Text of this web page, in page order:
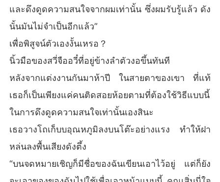
และดึงดูดความสนใจจากผมเท่านั้น ซึ่งผมรับรู้แล้ว ดัง
นั้นมันไม่จำเป็นอีกแล้ว”
เพื่อพิสูจน์ตัวเองงั้นเหรอ？
นิ้วมือของสวี่จืออวี๋ที่อยู่ข้างลำตัวงอขึ้นทันที
หลังจากแต่งงานกันมาห้าปี ในสายตาของเขา ที่แท้
เธอก็เป็นเพียงแค่คนติดสอยห้อยตามที่ต้องใช้วิธีแบบนี้
ในการดึงดูดความสนใจเท่านั้นเองสินะ
เธอวางโถเก็บบอุณหภูมิลงบนโต๊ะอย่างแรง ทำให้ฝา
หล่นลงพื้นเสียงดังตึ้ง
“บนจดหมายเชิญก็มีชื่อของฉันเขียนเอาไว้อยู่ แต่ก็ยัง